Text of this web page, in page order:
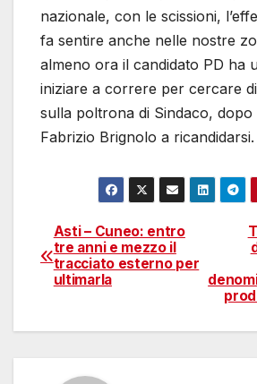
nazionale, con le scissioni,
fa sentire anche nelle nostre
almeno ora il candidato PD ha
iniziare a correre per cercare
sulla poltrona di Sindaco, dopo
Fabrizio Brignolo a ricandidarsi.
Navigazione
articoli
Asti – Cuneo: entro
tre anni e mezzo il
tracciato esterno per
ultimarla